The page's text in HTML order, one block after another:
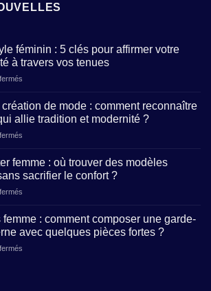
féminin : 5 clés pour affirmer votre
à travers vos tenues
et
style
féminin
clés
pour
à
travers
de mode : comment reconnaître
allie tradition et modernité ?
de
création
de
comment
reconnaître
femme : où trouver des modèles
sacrifier le confort ?
à-
femme
femme : comment composer une garde-
avec quelques pièces fortes ?